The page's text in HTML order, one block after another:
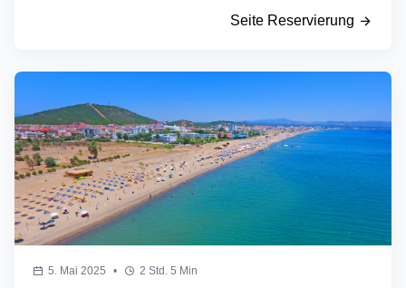
Seite Reservierung
5. Mai 2025 • 2 Std. 5 Min